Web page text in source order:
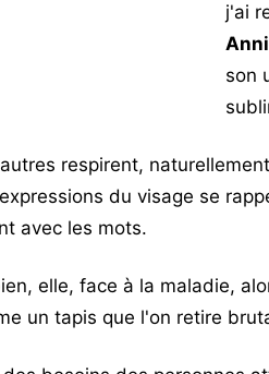
j'ai
son
respirent,
du visage se
avec les mots.
elle, face à la maladie,
un tapis que l'on retire